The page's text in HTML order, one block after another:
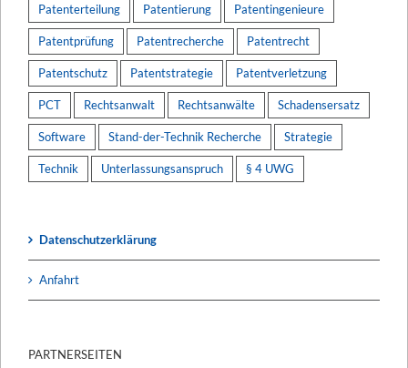
Patenterteilung Patentierung Patentingenieure
Patentprüfung Patentrecherche Patentrecht
Patentschutz Patentstrategie Patentverletzung
PCT Rechtsanwalt Rechtsanwälte Schadensersatz
Software Stand-der-Technik Recherche Strategie
Technik Unterlassungsanspruch § 4 UWG
Datenschutzerklärung
Anfahrt
PARTNERSEITEN